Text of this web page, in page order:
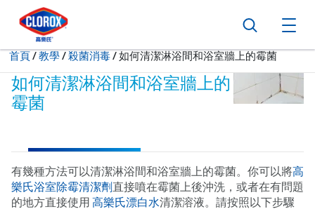
跳到主導航
跳轉至內容
跳到頁尾
搜尋
首頁/教學 殺菌消毒 現在:
如何清潔淋浴間和浴室牆上的霉菌
如何清潔淋浴間和浴室牆上的
霉菌
有幾種方法可以清潔淋浴間和浴室牆上的霉菌。你可以將高
樂氏浴室除霉清潔劑直接噴在霉菌上後沖洗，或者在有問題
的地方直接使用 高樂氏漂白水清潔溶液。請按照以下步驟